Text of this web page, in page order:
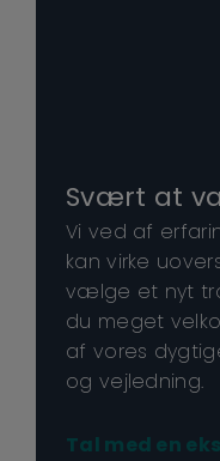
Svært at
Vi ved af
kan virke
vælge et nyt
du meget
af vores
og vejledning.
Tal med en